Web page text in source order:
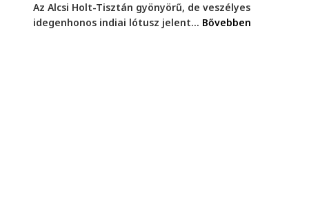
Az Alcsi Holt-Tisztán gyönyörű, de veszélyes
idegenhonos indiai lótusz jelent... Bővebben